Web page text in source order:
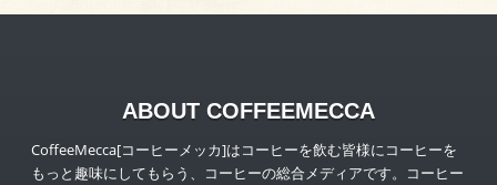
ABOUT COFFEEMECCA
CoffeeMecca[コーヒーメッカ]はコーヒーを飲む皆様にコーヒーを
もっと趣味にしてもらう、コーヒーの総合メディアです。コーヒー